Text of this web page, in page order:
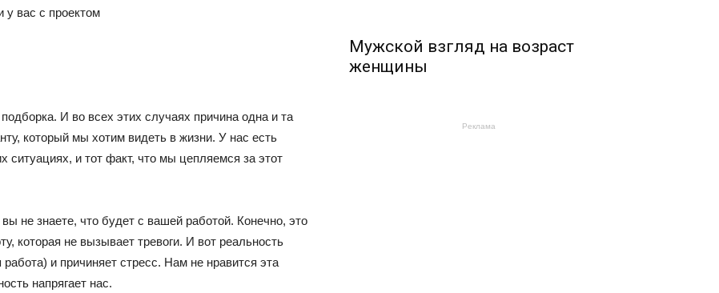
у вас с проектом
И во всех этих случаях причина одна и та
который мы хотим видеть в жизни. У нас есть
ситуациях, и тот факт, что мы цепляемся за этот
не знаете, что будет с вашей работой. Конечно, это
которая не вызывает тревоги. И вот реальность
и причиняет стресс. Нам не нравится эта
напрягает нас.
Мужской взгляд на возраст
женщины
Реклама